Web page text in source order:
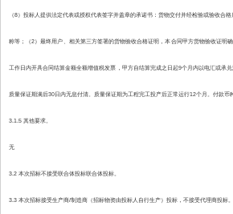
（8）投标人提供法定代表或授权代表签字并盖章的承诺书：货物交付并经检验或验收
称等；（2）最终用户、相关第三方签署的货物验收合格证明，本合同甲方货物验收证
工作日内开具合同结算金额全额增值税发票，甲方自结算完成之日起9个月内以电汇或
质量保证期满后30日内无息付清。质量保证期为工程完工投产后正常运行12个月。付款币
3.1.5 其他要求。
无
3.2 本次招标不接受联合体投标联合体投标。
3.3 本次招标接受生产商/制造商（招标物资由投标人自行生产）投标，不接受代理商投标。